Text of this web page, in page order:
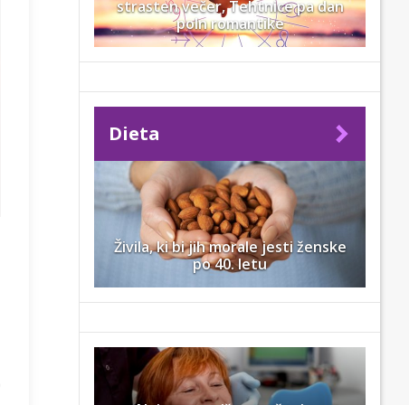
strasten večer, Tehtnice pa dan
poln romantike
Dieta
Živila, ki bi jih morale jesti ženske
po 40. letu